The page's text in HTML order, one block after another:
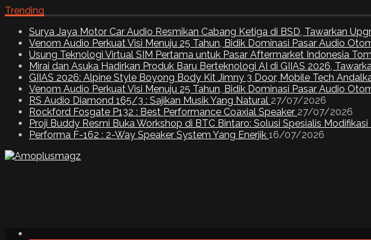
Trending
Surya Jaya Motor Car Audio Resmikan Cabang Ketiga di BSD, Tawarkan
Venom Audio Perkuat Visi Menuju 25 Tahun, Bidik Dominasi Pasar Audio
Usung Teknologi Virtual SIM Pertama untuk Pasar Aftermarket Indonesia
Mirai dan Asuka Hadirkan Produk Baru Berteknologi AI di GIIAS 2026,
GIIAS 2026: Alpine Style Boyong Body Kit Jimny 3 Door, Mobile Tech
Venom Audio Perkuat Visi Menuju 25 Tahun, Bidik Dominasi Pasar Audio
RS Audio Diamond 165/3 : Sajikan Musik Yang Natural 27/07/2026
Rockford Fosgate P132 : Best Performance Coaxial Speaker 27/07/2026
Proji Buddy Resmi Buka Workshop di BTC Bintaro: Solusi Spesialis
Performa F-162 : 2-Way Speaker System Yang Enerjik 16/07/2026